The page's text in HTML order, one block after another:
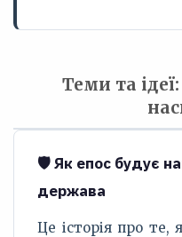
Теми та
🛡️ Як епос будує
держава
Це історія про те,